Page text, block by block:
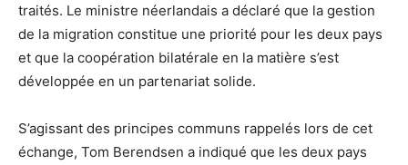
traités. Le ministre néerlandais a déclaré que la gestion
de la migration constitue une priorité pour les deux pays
et que la coopération bilatérale en la matière s’est
développée en un partenariat solide.
S’agissant des principes communs rappelés lors de cet
échange, Tom Berendsen a indiqué que les deux pays